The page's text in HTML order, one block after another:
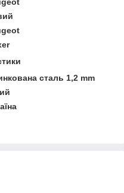
сталь 1,2 mm